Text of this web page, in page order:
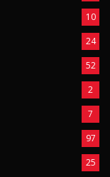
10
24
52
2
7
97
25